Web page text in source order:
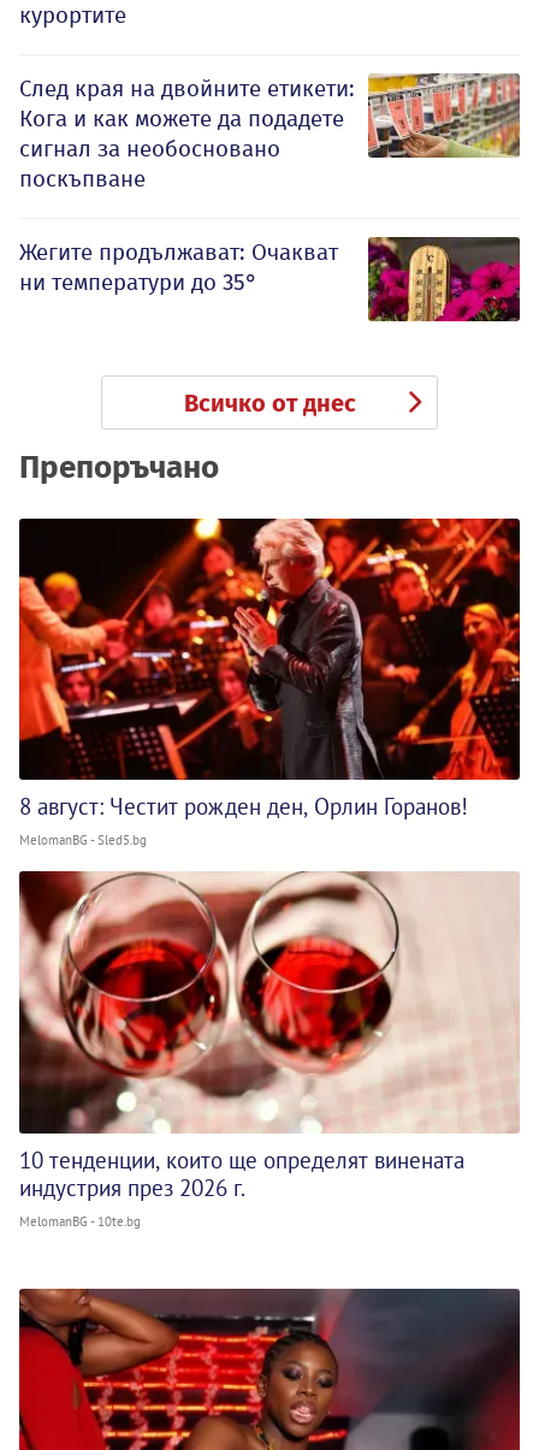
курортите
След края на двойните етикети:
Кога и как можете да подадете
сигнал за необосновано
поскъпване
Жегите продължават: Очакват
ни температури до 35°
Всичко от днес
Препоръчано
8 август: Честит рожден ден, Орлин Горанов!
MelomanBG - Sled5.bg
10 тенденции, които ще определят винената
индустрия през 2026 г.
MelomanBG - 10te.bg